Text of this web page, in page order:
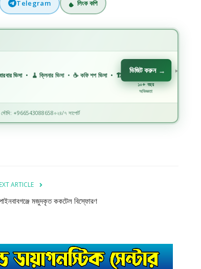
Telegram লিংক কপি
• 🧹 ক্লিনার ভিসা • ☕ কফি শপ ভিসা • 🏗️ কনস্ট্রাকশন ভিসা • 🏭 ফ্যাক্টরি ভিসা
ভিজিট করুন →
১০+ বছর
অভিজ্ঞতা
+966543088658◆২৪/৭ সাপোর্ট
ARTICLE
মজুদকৃত ককটেল বিস্ফোরণ